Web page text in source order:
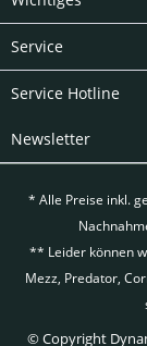
Service
Service Hotline
Newsletter
* Alle Preise inkl.
** Leider können
Mezz, Predator,
© Copyright